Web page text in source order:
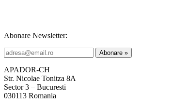
Abonare Newsletter:
APADOR-CH
Str. Nicolae Tonitza 8A
Sector 3 – Bucuresti
030113 Romania